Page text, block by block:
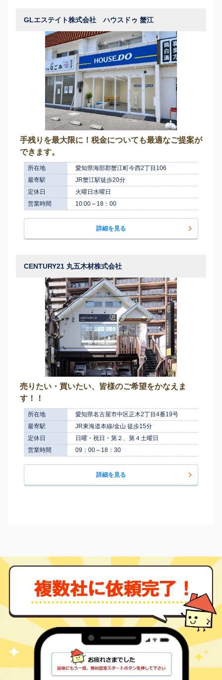
GLエステイト株式会社 ハウスドゥ 蟹江
手残りを最大限に！税金についても最適なご提案が
できます。
所在地
愛知県海部郡蟹江町今西2丁目106
最寄駅
JR蟹江駅徒歩20分
定休日
火曜日水曜日
営業時間
10:00～18：00
詳細を見る
CENTURY21 丸五木材株式会社
売りたい・買いたい、皆様のご希望をかなえま
す！！
所在地
愛知県名古屋市中区正木2丁目4番19号
最寄駅
JR東海道本線/金山 徒歩15分
定休日
日曜・祝日・第２、第４土曜日
営業時間
09：00～18：30
詳細を見る